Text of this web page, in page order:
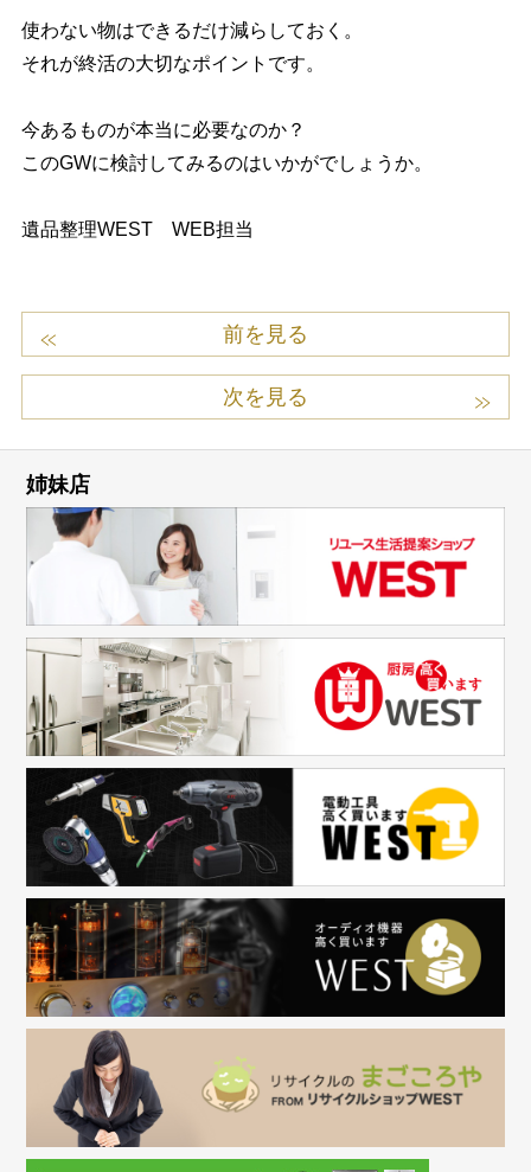
使わない物はできるだけ減らしておく。
それが終活の大切なポイントです。
今あるものが本当に必要なのか？
このGWに検討してみるのはいかがでしょうか。
遺品整理WEST WEB担当
前を見る
次を見る
姉妹店